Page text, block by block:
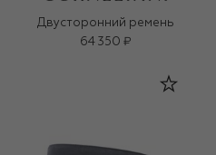
Двусторонний ремень
64 350 ₽